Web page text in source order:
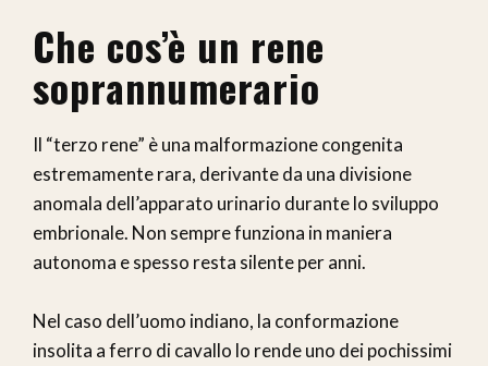
Che cos’è un rene
soprannumerario
Il “terzo rene” è una malformazione congenita
estremamente rara, derivante da una divisione
anomala dell’apparato urinario durante lo sviluppo
embrionale. Non sempre funziona in maniera
autonoma e spesso resta silente per anni.
Nel caso dell’uomo indiano, la conformazione
insolita a ferro di cavallo lo rende uno dei pochissimi